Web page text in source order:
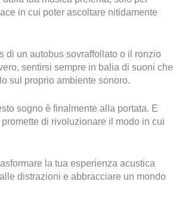
in cui poter ascoltare nitidamente
di un autobus sovraffollato o il ronzio
sentirsi sempre in balia di suoni che
sul proprio ambiente sonoro.
sogno è finalmente alla portata. E
di rivoluzionare il modo in cui
la tua esperienza acustica
distrazioni e abbracciare un mondo